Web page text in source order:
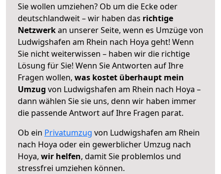
Sie wollen umziehen? Ob um die Ecke oder
deutschlandweit – wir haben das richtige
Netzwerkan unserer Seite, wenn es Umzüge von
Ludwigshafen am Rhein nach Hoya geht! Wenn
Sie nicht weiterwissen – haben wir die richtige
Lösung für Sie! Wenn Sie Antworten auf Ihre
Fragen wollen, was kostet überhaupt mein
Umzug von Ludwigshafen am Rhein nach Hoya –
dann wählen Sie sie uns, denn wir haben immer
die passende Antwort auf Ihre Fragen parat.
Ob ein Privatumzug von Ludwigshafen am Rhein
nach Hoya oder ein gewerblicher Umzug nach
Hoya, wir helfen, damit Sie problemlos und
stressfrei umziehen können.